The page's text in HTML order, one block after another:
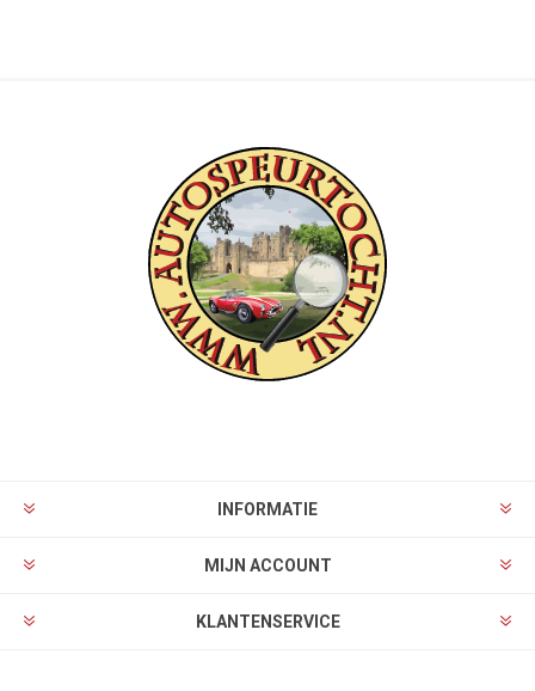
INFORMATIE
MIJN ACCOUNT
KLANTENSERVICE